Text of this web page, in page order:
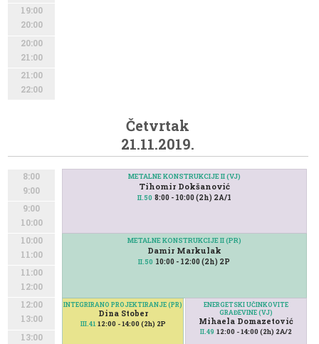
19:00
20:00
20:00
21:00
21:00
22:00
Četvrtak
21.11.2019.
8:00
9:00
9:00
10:00
10:00
11:00
11:00
12:00
12:00
13:00
13:00
METALNE KONSTRUKCIJE II (PR)
Damir Markulak
II.50 10:00 - 12:00 (2h) 2P
METALNE KONSTRUKCIJE II (VJ)
Tihomir Dokšanović
II.50 8:00 - 10:00 (2h) 2A/1
ENERGETSKI UČINKOVITE
GRAĐEVINE (VJ)
Mihaela Domazetović
II.49 12:00 - 14:00 (2h) 2A/2
INTEGRIRANO PROJEKTIRANJE (PR)
Dina Stober
III.41 12:00 - 14:00 (2h) 2P